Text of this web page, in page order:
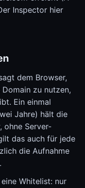
Inspector hier
dem Browser,
zu nutzen,
Ein einmal
Jahre) hält die
ohne Server-
das auch für jede
die Aufnahme
Whitelist: nur